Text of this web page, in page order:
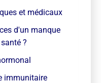
et médicaux
d'un manque
?
immunitaire